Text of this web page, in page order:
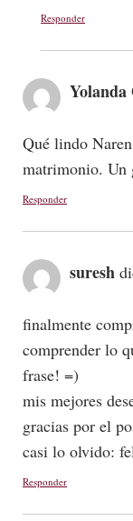
Responder
Yolanda
Qué lindo
matrimonio. Un
Responder
suresh
finalmente
comprender lo
frase! =)
mis mejores
gracias por el
casi lo olvido:
Responder